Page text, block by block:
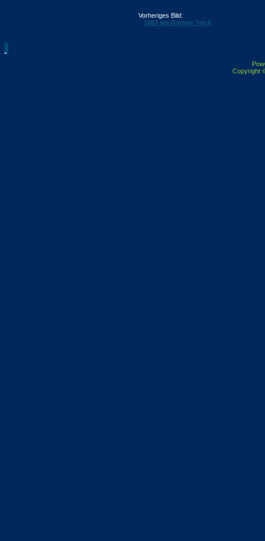
Vorheriges Bild:
1983 am Barmer Teich
Copyright